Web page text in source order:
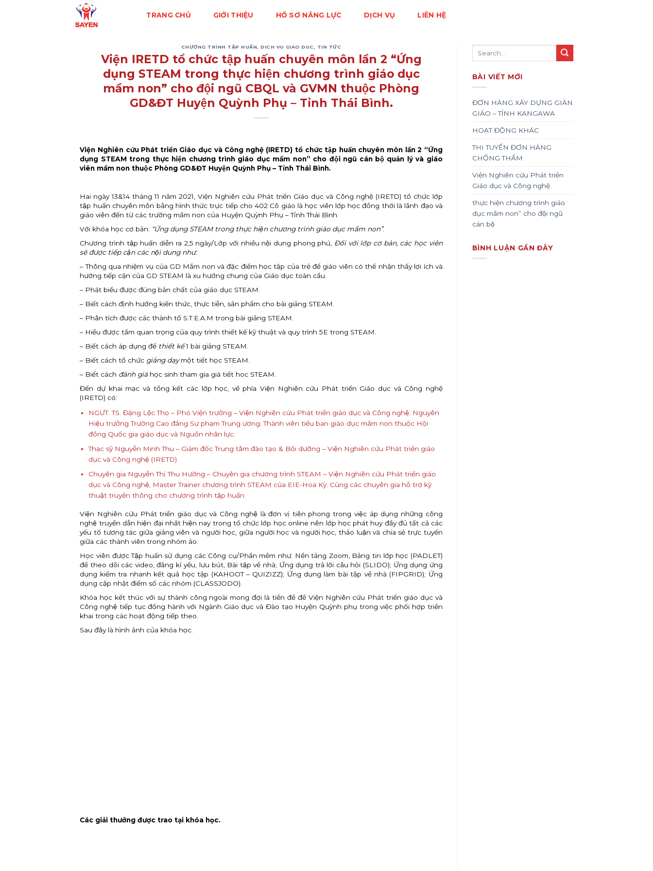
TRANG CHỦ GIỚI THIỆU HỒ SƠ NĂNG LỰC DỊCH VỤ LIÊN HỆ
CHƯƠNG TRÌNH TẬP HUẤN DICH VU GIAO DUC TIN TỨC
Viện IRETD tổ chức tập huấn chuyên môn lần 2 “Ứng
dụng STEAM trong thực hiện chương trình giáo dục
mầm non” cho đội ngũ CBQL và GVMN thuộc Phòng
GD&ĐT Huyện Quỳnh Phụ – Tỉnh Thái Bình.
Viện Nghiên cứu Phát triển Giáo dục và Công nghệ (IRETD) tổ chức tập huấn chuyên môn lần 2 “Ứng
dụng STEAM trong thực hiện chương trình giáo dục mầm non” cho đội ngũ cán bộ quản lý và giáo
viên mầm non thuộc Phòng GD&ĐT Huyện Quỳnh Phụ – Tỉnh Thái Bình.
Hai ngày 13&14 tháng 11 năm 2021, Viện Nghiên cứu Phát triển Giáo dục và Công nghệ (IRETD) tổ chức lớp
tập huấn chuyên môn bằng hình thức trực tiếp cho 402 Cô giáo là học viên lớp học đồng thời là lãnh đạo và
giáo viên đến từ các trường mầm non của Huyện Quỳnh Phụ – Tỉnh Thái Bình
Với khóa học cơ bản: “Ứng dụng STEAM trong thực hiện chương trình giáo dục mầm non”.
Chương trình tập huấn diễn ra 2,5 ngày/Lớp với nhiều nội dung phong phú, Đối với lớp cơ bản, các học viên
sẽ được tiếp cận các nội dung như:
– Thông qua nhiệm vụ của GD Mầm non và đặc điểm học tập của trẻ để giáo viên có thể nhận thấy lợi ích và
hướng tiếp cận của GD STEAM là xu hướng chung của Giáo dục toàn cầu.
– Phát biểu được đúng bản chất của giáo dục STEAM.
– Biết cách định hướng kiến thức, thực tiễn, sản phẩm cho bài giảng STEAM.
– Phân tích được các thành tố S.T.E.A.M trong bài giảng STEAM.
– Hiểu được tầm quan trọng của quy trình thiết kế kỹ thuật và quy trình 5E trong STEAM.
– Biết cách áp dụng để thiết kế1 bài giảng STEAM.
– Biết cách tổ chức giảng dạymột tiết học STEAM.
– Biết cách đánh giáhọc sinh tham gia giá tiết hoc STEAM.
Đến dự khai mạc và tổng kết các lớp học, về phía Viện Nghiên cứu Phát triển Giáo dục và Công nghệ
(IRETD) có:
NGƯT. TS. Đặng Lộc Thọ – Phó Viện trưởng – Viện Nghiên cứu Phát triển giáo dục và Công nghệ; Nguyên
Hiệu trưởng Trường Cao đẳng Sư phạm Trung ương; Thành viên tiểu ban giáo dục mầm non thuộc Hội
đồng Quốc gia giáo dục và Nguồn nhân lực.
Thạc sỹ Nguyễn Minh Thu – Giám đốc Trung tâm đào tạo & Bồi dưỡng – Viện Nghiên cứu Phát triển giáo
dục và Công nghệ (IRETD)
Chuyên gia Nguyễn Thị Thu Hường – Chuyên gia chương trình STEAM – Viện Nghiên cứu Phát triển giáo
dục và Công nghệ, Master Trainer chương trình STEAM của EIE-Hoa Kỳ. Cùng các chuyên gia hỗ trợ kỹ
thuật truyền thông cho chương trình tập huấn.
Viện Nghiên cứu Phát triển giáo dục và Công nghệ là đơn vị tiên phong trong việc áp dụng những công
nghệ truyền dẫn hiện đại nhất hiện nay trong tổ chức lớp học online nên lớp học phát huy đầy đủ tất cả các
yếu tố tương tác giữa giảng viên và người học, giữa người học và người học, thảo luận và chia sẻ trực tuyến
giữa các thành viên trong nhóm ảo.
Học viên được Tập huấn sử dụng các Công cụ/Phần mềm như: Nền tảng Zoom, Bảng tin lớp học (PADLET)
để theo dõi các video, đăng kỉ yếu, lưu bút, Bài tập về nhà; Ứng dụng trả lời câu hỏi (SLIDO); Ứng dụng ứng
dụng kiểm tra nhanh kết quả học tập (KAHOOT – QUIZIZZ); Ứng dụng làm bài tập về nhà (FIPGRID); Ứng
dụng cập nhật điểm số các nhóm (CLASSJODO).
Khóa học kết thúc với sự thành công ngoài mong đợi là tiền đề để Viện Nghiên cứu Phát triển giáo dục và
Công nghệ tiếp tục đồng hành với Ngành Giáo dục và Đào tạo Huyện Quỳnh phụ trong việc phối hợp triển
khai trong các hoạt động tiếp theo.
Sau đây là hình ảnh của khóa học.
Các giải thưởng được trao tại khóa học.
BÀI VIẾT MỚI
ĐƠN HÀNG XÂY DỰNG GIÀN
GIÁO – TỈNH KANGAWA
HOẠT ĐỘNG KHÁC
THI TUYỂN ĐƠN HÀNG
CHỐNG THẤM
Viện Nghiên cứu Phát triển
Giáo dục và Công nghệ
thực hiện chương trình giáo
dục mầm non” cho đội ngũ
cán bộ
BÌNH LUẬN GẦN ĐÂY